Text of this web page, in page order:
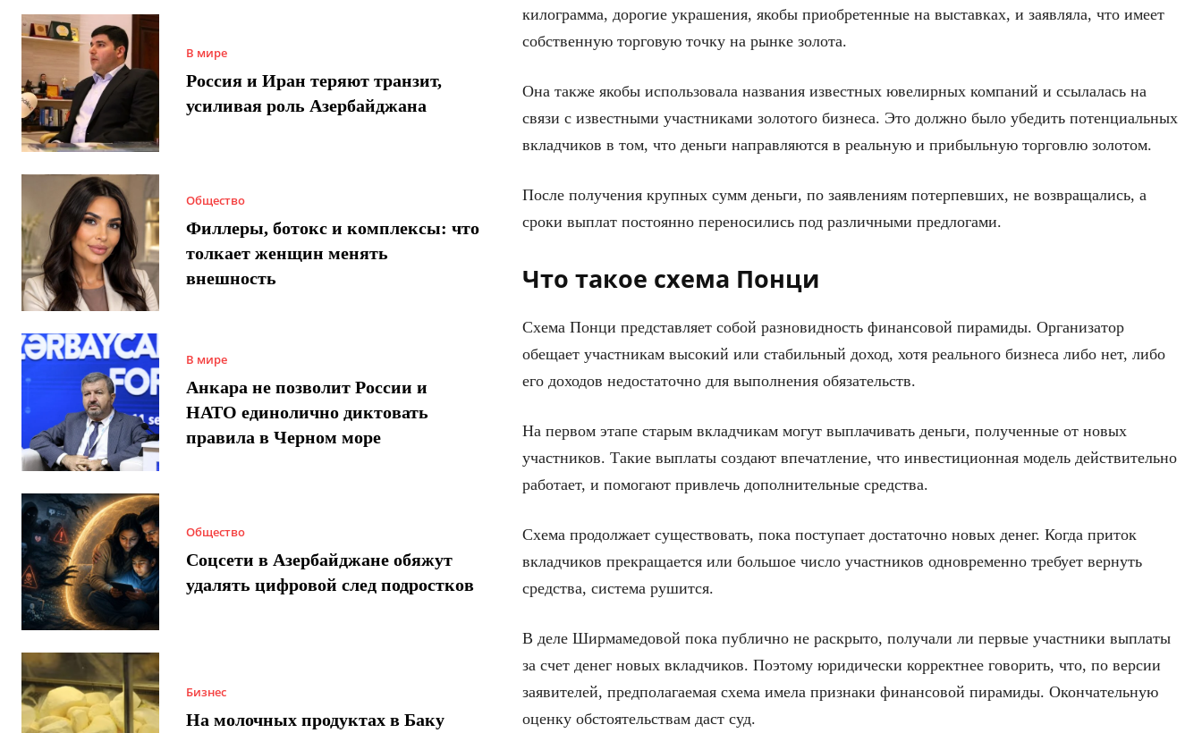
В мире
Россия и Иран теряют транзит,
усиливая роль Азербайджана
Общество
Филлеры, ботокс и комплексы: что
толкает женщин менять
внешность
В мире
Анкара не позволит России и
НАТО единолично диктовать
правила в Черном море
Общество
Соцсети в Азербайджане обяжут
удалять цифровой след подростков
Бизнес
На молочных продуктах в Баку
килограмма, дорогие украшения, якобы приобретенные на выставках, и заявляла, что имеет
собственную торговую точку на рынке золота.
Она также якобы использовала названия известных ювелирных компаний и ссылалась на
связи с известными участниками золотого бизнеса. Это должно было убедить потенциальных
вкладчиков в том, что деньги направляются в реальную и прибыльную торговлю золотом.
После получения крупных сумм деньги, по заявлениям потерпевших, не возвращались, а
сроки выплат постоянно переносились под различными предлогами.
Что такое схема Понци
Схема Понци представляет собой разновидность финансовой пирамиды. Организатор
обещает участникам высокий или стабильный доход, хотя реального бизнеса либо нет, либо
его доходов недостаточно для выполнения обязательств.
На первом этапе старым вкладчикам могут выплачивать деньги, полученные от новых
участников. Такие выплаты создают впечатление, что инвестиционная модель действительно
работает, и помогают привлечь дополнительные средства.
Схема продолжает существовать, пока поступает достаточно новых денег. Когда приток
вкладчиков прекращается или большое число участников одновременно требует вернуть
средства, система рушится.
В деле Ширмамедовой пока публично не раскрыто, получали ли первые участники выплаты
за счет денег новых вкладчиков. Поэтому юридически корректнее говорить, что, по версии
заявителей, предполагаемая схема имела признаки финансовой пирамиды. Окончательную
оценку обстоятельствам даст суд.